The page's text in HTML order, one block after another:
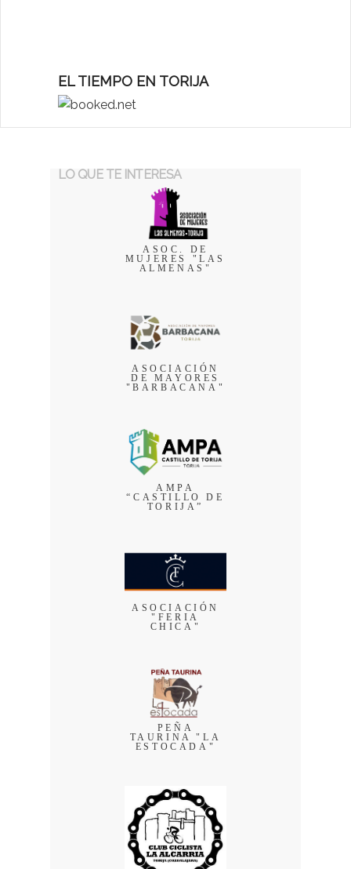
EL TIEMPO EN TORIJA
LO QUE TE INTERESA
ASOC. DE
MUJERES "LAS
ALMENAS"
ASOCIACIÓN
DE MAYORES
"BARBACANA"
AMPA
“CASTILLO DE
TORIJA”
ASOCIACIÓN
"FERIA
CHICA"
PEÑA
TAURINA "LA
ESTOCADA"